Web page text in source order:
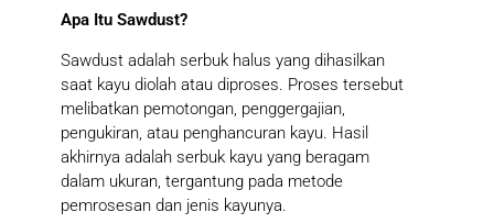
Apa Itu Sawdust?
Sawdust adalah serbuk halus yang dihasilkan
saat kayu diolah atau diproses. Proses tersebut
melibatkan pemotongan, penggergajian,
pengukiran, atau penghancuran kayu. Hasil
akhirnya adalah serbuk kayu yang beragam
dalam ukuran, tergantung pada metode
pemrosesan dan jenis kayunya.